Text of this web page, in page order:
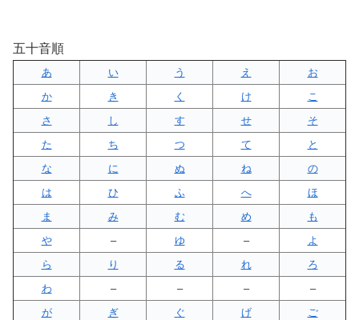
五十音順
あ い う え
お
か
き く け
こ
さ
し す せ
そ
た
ち つ て
と
な
に ぬ ね
の
は
ひ ふ へ
ほ
ま
み む め
も
や
– ゆ –
よ
ら
り る れ
ろ
わ
– – –
–
が
ぎ ぐ げ
ご